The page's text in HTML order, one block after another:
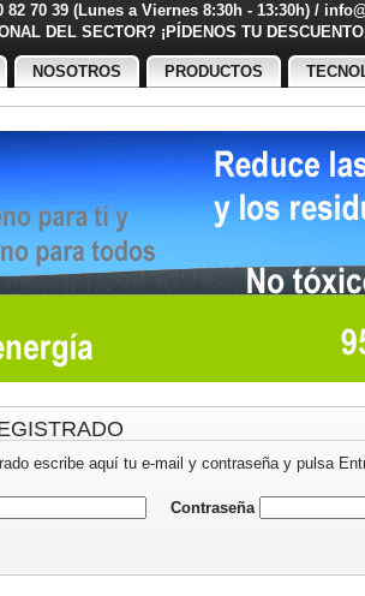
82 70 39 (Lunes a Viernes 8:30h - 13:30h) /
DEL SECTOR? ¡PÍDENOS TU
NOSOTROS PRODUCTOS
escribe aquí tu e-mail y contraseña y pulsa
Contraseña